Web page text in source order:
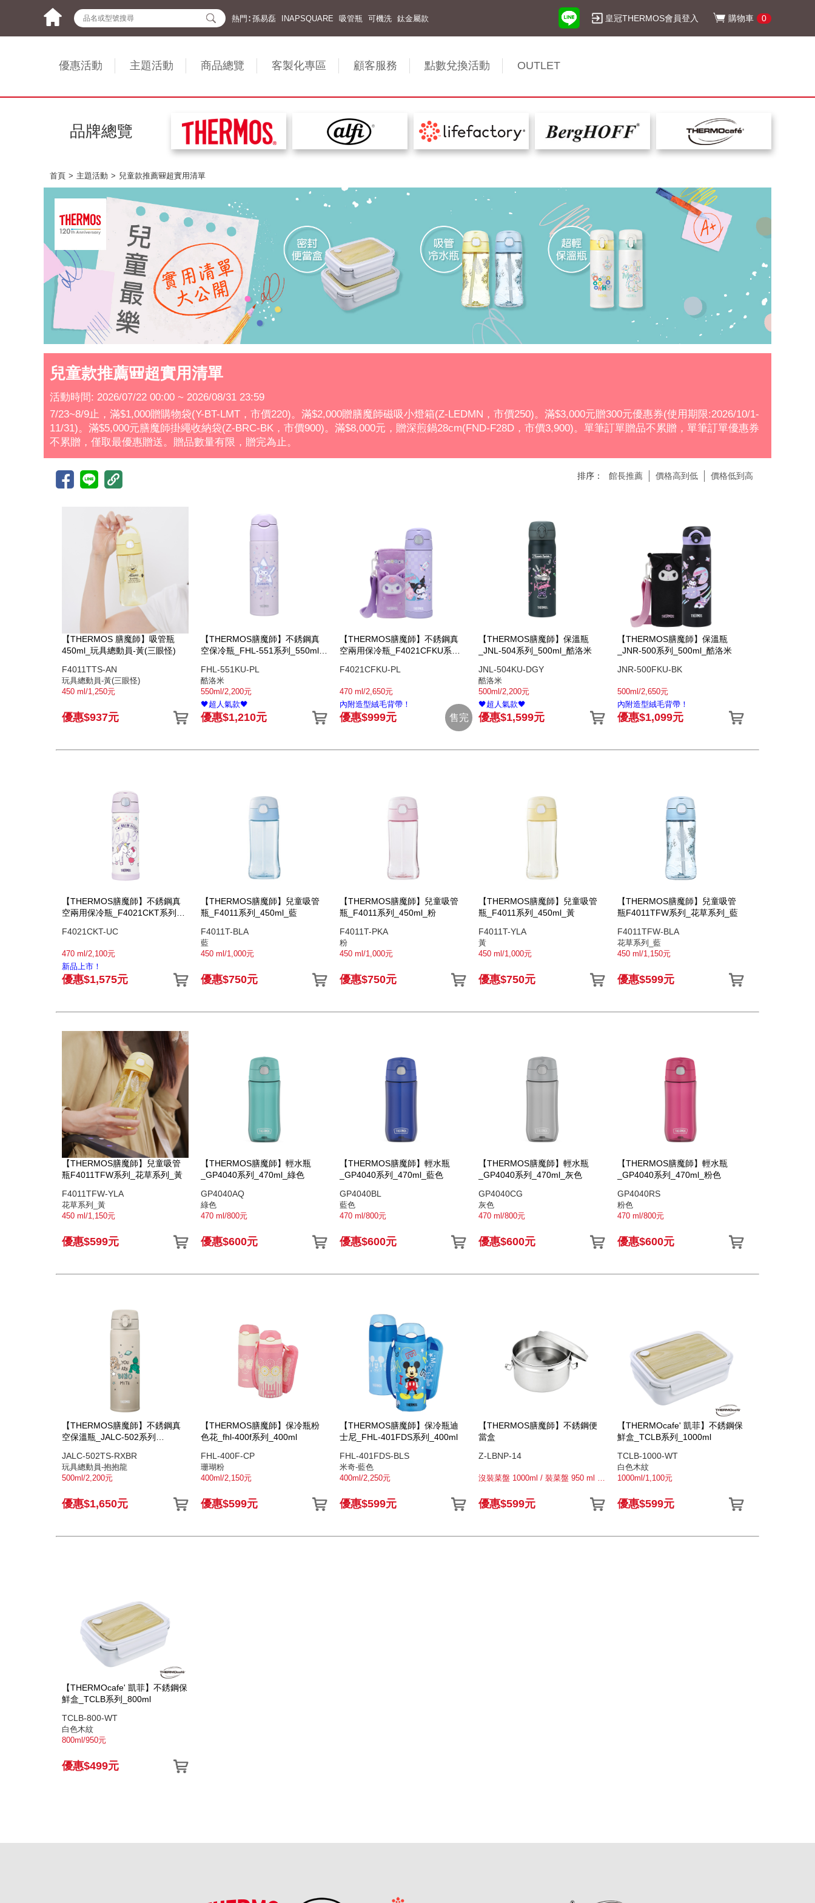
購物車 0
皇冠THERMOS會員登入
熱門∶ 孫易磊 INAPSQUARE 吸管瓶 可機洗 鈦金屬款
優惠活動 主題活動 商品總覽 客製化專區 顧客服務 點數兌換活動 OUTLET
品牌總覽
首頁 主題活動 兒童款推薦🎒超實用清單
兒童款推薦🎒超實用清單
活動時間: 2026/07/22 00:00 ~ 2026/08/31 23:59
7/23~8/9止，滿$1,000贈購物袋(Y-BT-LMT，市價220)。滿$2,000贈膳魔師磁吸小燈箱(Z-LEDMN，市價250)。滿$3,000元贈300元優惠券(使用期限:2026/10/1-
11/31)。滿$5,000元膳魔師掛繩收納袋(Z-BRC-BK，市價900)。滿$8,000元，贈深煎鍋28cm(FND-F28D，市價3,900)。單筆訂單贈品不累贈，單筆訂單優惠券
不累贈，僅取最優惠贈送。贈品數量有限，贈完為止。
排序： 館長推薦 價格高到低 價格低到高
【THERMOS 膳魔師】吸管瓶
450ml_玩具總動員-黃(三眼怪)
F4011TTS-AN
玩具總動員-黃(三眼怪)
450 ml/1,250元
優惠$937元
【THERMOS膳魔師】不銹鋼真
空保冷瓶_FHL-551系列_550ml_
FHL-551KU-PL
酷洛米
550ml/2,200元
🖤超人氣款🖤
優惠$1,210元 售完
【THERMOS膳魔師】不銹鋼真
空兩用保冷瓶_F4021CFKU系列
F4021CFKU-PL
470 ml/2,650元
內附造型絨毛背帶！
優惠$999元
【THERMOS膳魔師】保溫瓶
_JNL-504系列_500ml_酷洛米
JNL-504KU-DGY
酷洛米
500ml/2,200元
🖤超人氣款🖤
優惠$1,599元
【THERMOS膳魔師】保溫瓶
_JNR-500系列_500ml_酷洛米
JNR-500FKU-BK
500ml/2,650元
內附造型絨毛背帶！
優惠$1,099元
【THERMOS膳魔師】不銹鋼真
空兩用保冷瓶_F4021CKT系列
F4021CKT-UC
470 ml/2,100元
新品上市！
優惠$1,575元
【THERMOS膳魔師】兒童吸管
瓶_F4011系列_450ml_藍
F4011T-BLA
藍
450 ml/1,000元
優惠$750元
【THERMOS膳魔師】兒童吸管
瓶_F4011系列_450ml_粉
F4011T-PKA
粉
450 ml/1,000元
優惠$750元
【THERMOS膳魔師】兒童吸管
瓶_F4011系列_450ml_黃
F4011T-YLA
黃
450 ml/1,000元
優惠$750元
【THERMOS膳魔師】兒童吸管
瓶F4011TFW系列_花草系列_藍
F4011TFW-BLA
花草系列_藍
450 ml/1,150元
優惠$599元
【THERMOS膳魔師】兒童吸管
瓶F4011TFW系列_花草系列_黃
F4011TFW-YLA
花草系列_黃
450 ml/1,150元
優惠$599元
【THERMOS膳魔師】輕水瓶
_GP4040系列_470ml_綠色
GP4040AQ
綠色
470 ml/800元
優惠$600元
【THERMOS膳魔師】輕水瓶
_GP4040系列_470ml_藍色
GP4040BL
藍色
470 ml/800元
優惠$600元
【THERMOS膳魔師】輕水瓶
_GP4040系列_470ml_灰色
GP4040CG
灰色
470 ml/800元
優惠$600元
【THERMOS膳魔師】輕水瓶
_GP4040系列_470ml_粉色
GP4040RS
粉色
470 ml/800元
優惠$600元
【THERMOS膳魔師】不銹鋼真
空保溫瓶_JALC-502系列
JALC-502TS-RXBR
玩具總動員-抱抱龍
500ml/2,200元
優惠$1,650元
【THERMOS膳魔師】保冷瓶粉
色花_fhl-400f系列_400ml
FHL-400F-CP
珊瑚粉
400ml/2,150元
優惠$599元
【THERMOS膳魔師】保冷瓶迪
士尼_FHL-401FDS系列_400ml
FHL-401FDS-BLS
米奇-藍色
400ml/2,250元
優惠$599元
【THERMOS膳魔師】不銹鋼便
當盒
Z-LBNP-14
優惠$599元
【THERMOcafe' 凱菲】不銹鋼保
鮮盒_TCLB系列_1000ml
TCLB-1000-WT
白色木紋
1000ml/1,100元
優惠$599元
【THERMOcafe' 凱菲】不銹鋼保
鮮盒_TCLB系列_800ml
TCLB-800-WT
白色木紋
800ml/950元
優惠$499元